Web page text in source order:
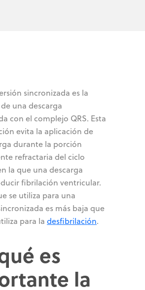
sincronizada es la
una descarga
con el complejo QRS. Esta
evita la aplicación de
durante la porción
refractaria del ciclo
la que una descarga
fibrilación ventricular.
se utiliza para una
es más baja que
para la desfibrilación.
es
la